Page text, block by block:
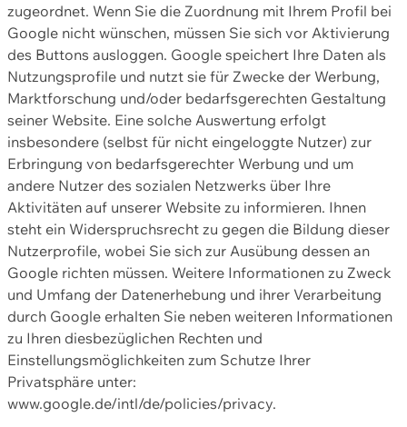
zugeordnet. Wenn Sie die Zuordnung mit Ihrem Profil bei
Google nicht wünschen, müssen Sie sich vor Aktivierung
des Buttons ausloggen. Google speichert Ihre Daten als
Nutzungsprofile und nutzt sie für Zwecke der Werbung,
Marktforschung und/oder bedarfsgerechten Gestaltung
seiner Website. Eine solche Auswertung erfolgt
insbesondere (selbst für nicht eingeloggte Nutzer) zur
Erbringung von bedarfsgerechter Werbung und um
andere Nutzer des sozialen Netzwerks über Ihre
Aktivitäten auf unserer Website zu informieren. Ihnen
steht ein Widerspruchsrecht zu gegen die Bildung dieser
Nutzerprofile, wobei Sie sich zur Ausübung dessen an
Google richten müssen. Weitere Informationen zu Zweck
und Umfang der Datenerhebung und ihrer Verarbeitung
durch Google erhalten Sie neben weiteren Informationen
zu Ihren diesbezüglichen Rechten und
Einstellungsmöglichkeiten zum Schutze Ihrer
Privatsphäre unter:
www.google.de/intl/de/policies/privacy.